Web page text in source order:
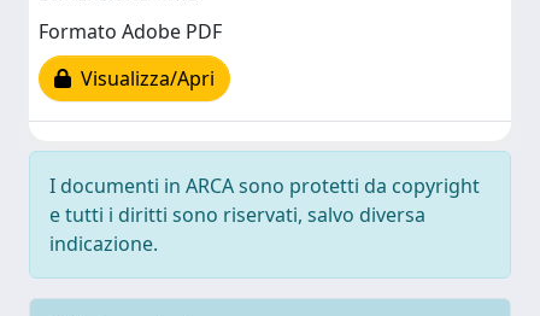
Formato Adobe PDF
Visualizza/Apri
I documenti in ARCA sono protetti da copyright
e tutti i diritti sono riservati, salvo diversa
indicazione.